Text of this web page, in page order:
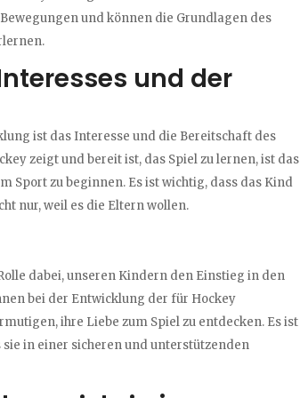
und können die Grundlagen des
und der
ist das Interesse und die Bereitschaft des
zeigt und bereit ist, das Spiel zu lernen, ist das
Sport zu beginnen. Es ist wichtig, dass das Kind
nur, weil es die Eltern wollen.
dabei, unseren Kindern den Einstieg in den
bei der Entwicklung der für Hockey
ihre Liebe zum Spiel zu entdecken. Es ist
sie in einer sicheren und unterstützenden